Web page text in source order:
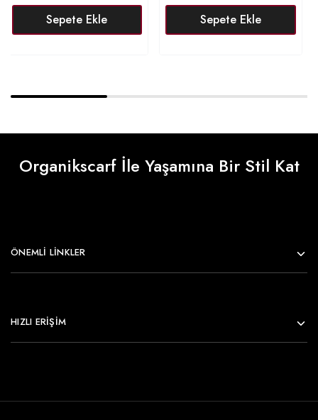
Sepete Ekle Sepete Ekle
Organikscarf İle Yaşamına Bir Stil Kat
ÖNEMLI LINKLER
HIZLI ERİŞİM